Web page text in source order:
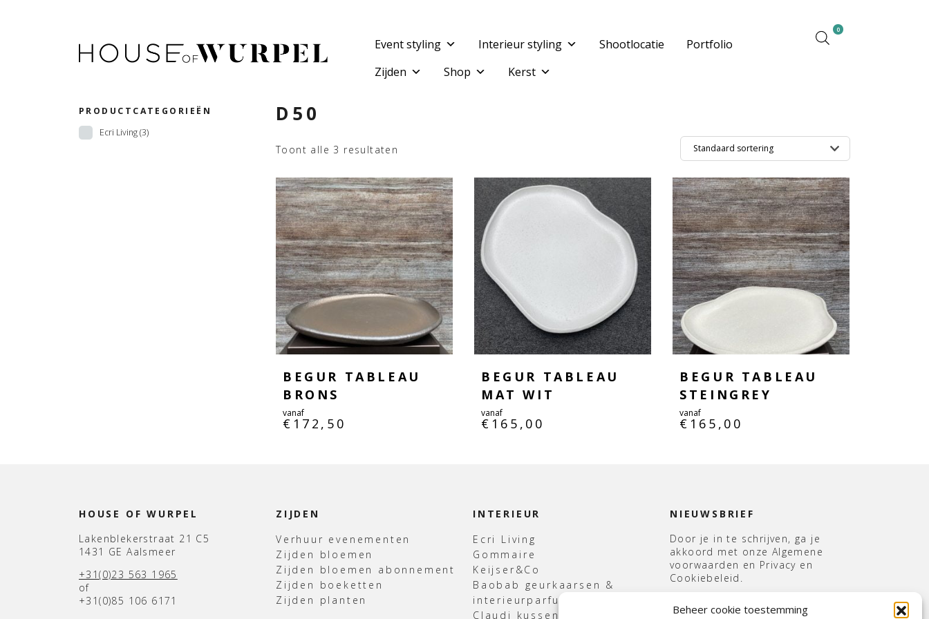
Beheer cookie toestemming
Event styling Interieur styling Shootlocatie
Portfolio
Zijden
Shop Kerst
0
PRODUCTCATEGORIEËN
Ecri Living(3)
D50
Toont alle 3 resultaten
BEGUR TABLEAU
BRONS
vanaf
€ 172,50
BEGUR TABLEAU
MAT WIT
vanaf
€ 165,00
BEGUR TABLEAU
STEINGREY
vanaf
€ 165,00
HOUSE OF WURPEL
Lakenblekerstraat 21 C5
1431 GE Aalsmeer
+31(0)23 563 1965
of
+31(0)85 106 6171
ZIJDEN
Verhuur evenementen
Zijden bloemen
Zijden bloemen abonnement
Zijden boeketten
Zijden planten
INTERIEUR
Ecri Living
Gommaire
Keijser&Co
Baobab geurkaarsen &
interieurparfum
Claudi kussens & Plaids
NIEUWSBRIEF
Door je in te schrijven, ga je
akkoord met onze Algemene
voorwaarden en Privacy en
Cookiebeleid.
mailadres *